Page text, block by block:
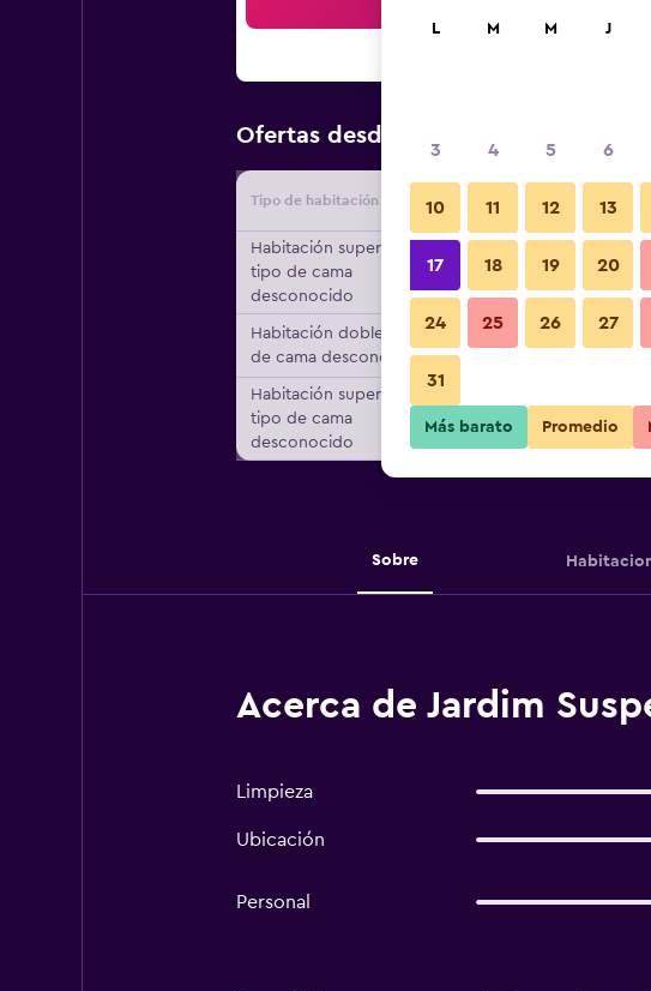
Ofertas desde Oferta más barata de
Tipo de habitación Proveedor Total
Habitación superior,
tipo de cama
desconocido
$176
Habitación doble, tipo
de cama desconocido
$250
Habitación superior,
tipo de cama
desconocido
$270
Sobre
Acerca de Jardim
Limpieza
Ubicación
Personal
L M M J
3 4 5 6
10 11 12 13
17 18 19 20
24 25 26 27
31
Más barato Promedio